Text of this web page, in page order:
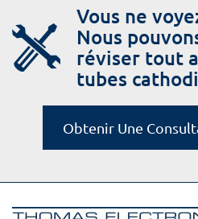
Vous ne
Nous
réviser tout
tubes
Obtenir Une